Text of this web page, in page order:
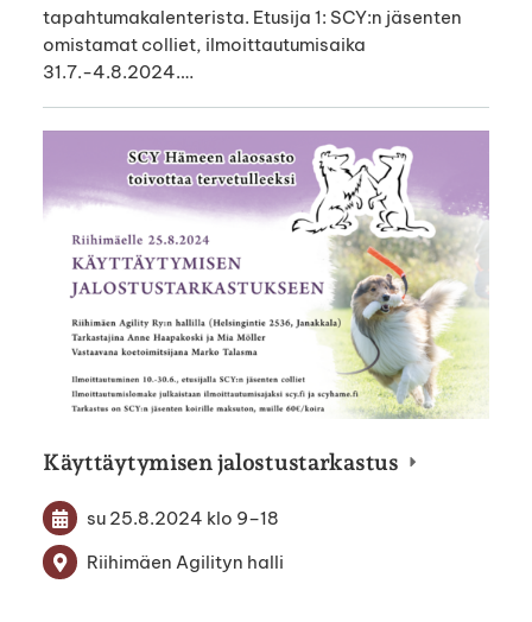
tapahtumakalenterista. Etusija 1: SCY:n jäsenten
omistamat colliet, ilmoittautumisaika
31.7.-4.8.2024.…
Käyttäytymisen jalostustarkastus
su 25.8.2024 klo 9–18
Riihimäen Agilityn halli